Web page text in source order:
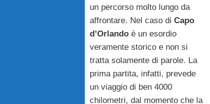
un percorso molto lungo da
affrontare. Nel caso di Capo
d’Orlando è un esordio
veramente storico e non si
tratta solamente di parole. La
prima partita, infatti, prevede
un viaggio di ben 4000
chilometri, dal momento che la